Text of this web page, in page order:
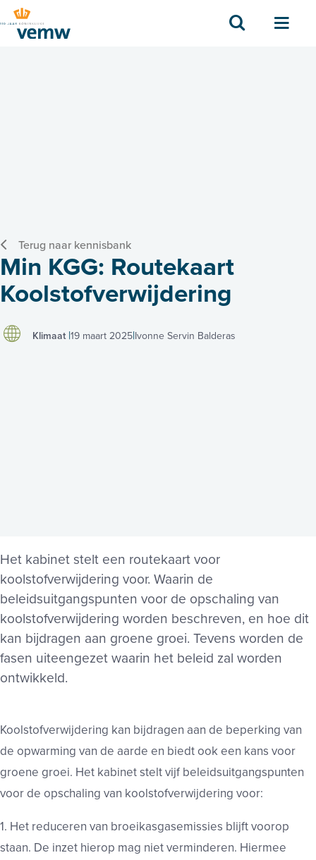
Zoek
Terug naar kennisbank
Min KGG: Routekaart
Koolstofverwijdering
Klimaat 19 maart 2025 Ivonne Servin Balderas
Het kabinet stelt een routekaart voor
koolstofverwijdering voor. Waarin de
beleidsuitgangspunten voor de opschaling van
koolstofverwijdering worden beschreven, en hoe dit
kan bijdragen aan groene groei. Tevens worden de
fasen uiteengezet waarin het beleid zal worden
ontwikkeld.
Koolstofverwijdering kan bijdragen aan de beperking van
de opwarming van de aarde en biedt ook een kans voor
groene groei. Het kabinet stelt vijf beleidsuitgangspunten
voor de opschaling van koolstofverwijdering voor:
1. Het reduceren van broeikasgasemissies blijft voorop
staan. De inzet hierop mag niet verminderen. Hiermee